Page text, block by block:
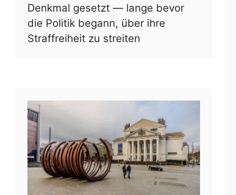
Denkmal gesetzt — lange bevor
die Politik begann, über ihre
Straffreiheit zu streiten